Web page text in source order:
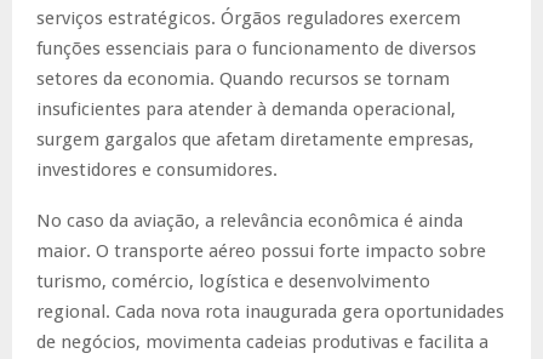
serviços estratégicos. Órgãos reguladores exercem
funções essenciais para o funcionamento de diversos
setores da economia. Quando recursos se tornam
insuficientes para atender à demanda operacional,
surgem gargalos que afetam diretamente empresas,
investidores e consumidores.
No caso da aviação, a relevância econômica é ainda
maior. O transporte aéreo possui forte impacto sobre
turismo, comércio, logística e desenvolvimento
regional. Cada nova rota inaugurada gera oportunidades
de negócios, movimenta cadeias produtivas e facilita a